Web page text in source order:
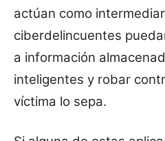
actúan como
ciberdelincuentes
a información
inteligentes y robar
víctima lo sepa.